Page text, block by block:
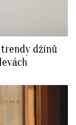
trendy džínů